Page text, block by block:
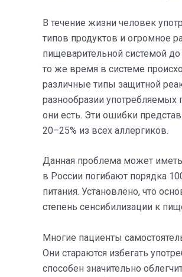
В течение жизни человек
типов продуктов и огромное
пищеварительной системой
то же время в системе
различные типы защитной
разнообразии употребляемых
они есть. Эти ошибки
20–25% из всех аллергиков.
Данная проблема может
в России погибают порядка
питания. Установлено, что
степень сенсибилизации к
Многие пациенты
Они стараются избегать
способен значительно